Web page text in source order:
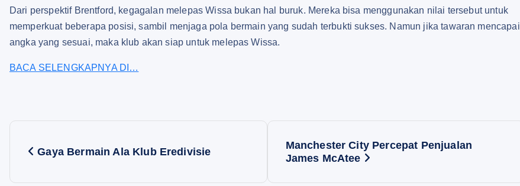
Dari perspektif Brentford, kegagalan melepas Wissa bukan hal buruk. Mereka bisa menggunakan nilai tersebut untuk
memperkuat beberapa posisi, sambil menjaga pola bermain yang sudah terbukti sukses. Namun jika tawaran mencapai
angka yang sesuai, maka klub akan siap untuk melepas Wissa.
BACA SELENGKAPNYA DI…
Gaya Bermain Ala Klub Eredivisie
Manchester City Percepat Penjualan
James McAtee